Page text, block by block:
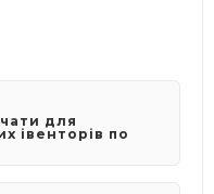
для
івенторів по